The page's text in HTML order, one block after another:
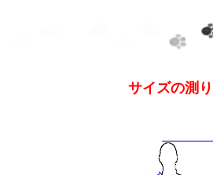
サイズの測